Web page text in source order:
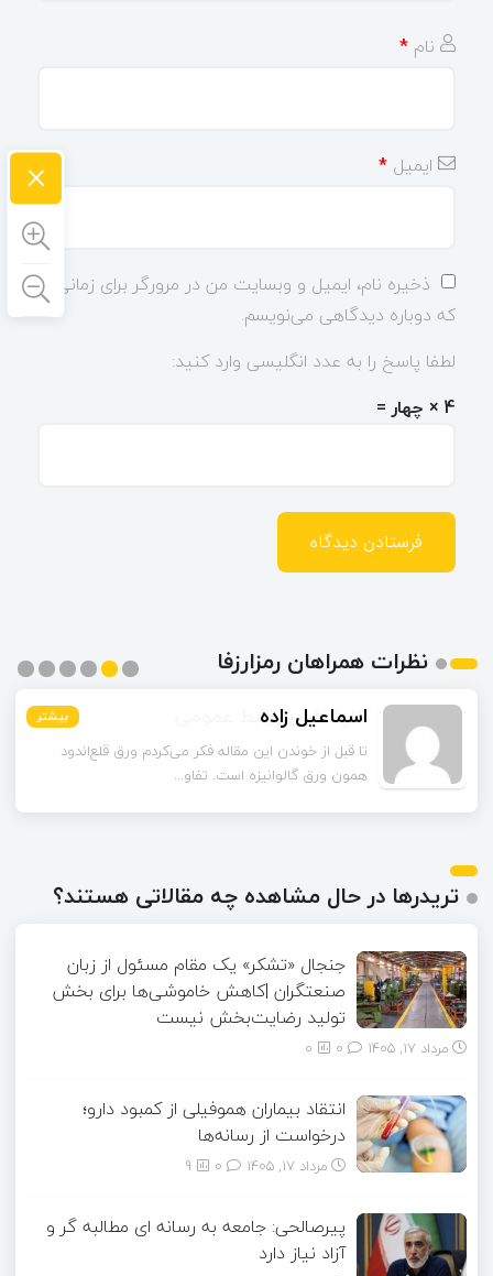
نام *
ایمیل *
ذخیره نام، ایمیل و وبسایت من در مرورگر برای زمانی
که دوباره دیدگاهی می‌نویسم.
لطفا پاسخ را به عدد انگلیسی وارد کنید:
4 × چهار =
نظرات همراهان رمزارزفا
بیشتر اسماعیل زاده بیشتر
تا قبل از خوندن این مقاله فکر می‌کردم ورق قلع‌اندود
همون ورق گالوانیزه است. تفاو...
بیشتر
بیشتر
بیشتر
بیشتر
تریدرها در حال مشاهده چه مقالاتی هستند؟
جنجال «تشکر» یک مقام مسئول از زبان
صنعتگران |کاهش خاموشی‌ها برای بخش
تولید رضایت‌بخش نیست
مرداد ۱۷, ۱۴۰۵ 0
انتقاد بیماران هموفیلی از کمبود دارو؛
درخواست از رسانه‌ها
مرداد ۱۷, ۱۴۰۵ 9
پیرصالحی: جامعه به رسانه ای مطالبه گر و
آزاد نیاز دارد
×